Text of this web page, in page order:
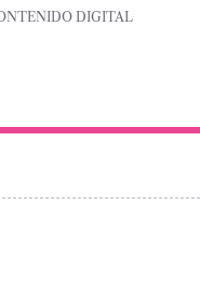
DIGITAL